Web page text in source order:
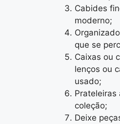
Cabides
moderno;
que se
Caixas ou
lenços ou
usado;
Prateleiras
coleção;
Deixe